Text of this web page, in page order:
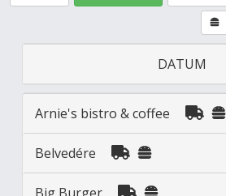
DATUM
Arnie's bistro & coffee
Belvedére